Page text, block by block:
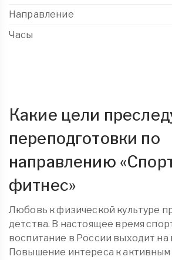
Направление
Часы
Какие цели
переподготовки по
направлению
фитнес»
Любовь к физической культуре
детства. В настоящее время
воспитание в России выходит на
Повышение интереса к активным